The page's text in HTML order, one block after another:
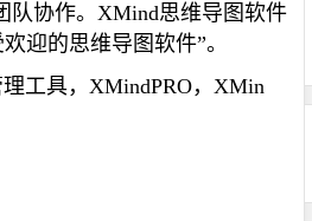
队协作。XMind思维导图软件
迎的思维导图软件”。